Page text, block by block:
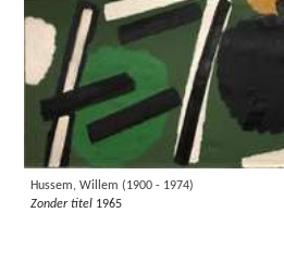
Hussem, Willem (1900 - 1974)
Zonder titel 1965